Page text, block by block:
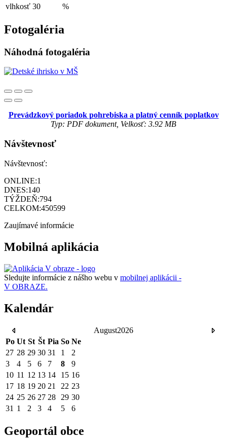
vlhkosť 30 %
Fotogaléria
Náhodná fotogaléria
Prevádzkový poriadok pohrebiska a platný cenník poplatkov
Typ: PDF dokument, Velkosť: 3.92 MB
Návštevnosť
Návštevnosť:
ONLINE:1
DNES:140
TÝŽDEŇ:794
CELKOM:450599
Zaujímavé informácie
Mobilná aplikácia
Sledujte informácie z nášho webu v mobilnej aplikácii -
V OBRAZE.
Kalendár
August2026
Po Ut St Št Pia So Ne
27 28 29 30 31 1
2
3
4 5 6 7 8
9
10 11 12 13 14 15 16
17 18 19 20 21 22 23
24 25 26 27 28 29 30
31 1 2 3 4 5 6
Geoportál obce